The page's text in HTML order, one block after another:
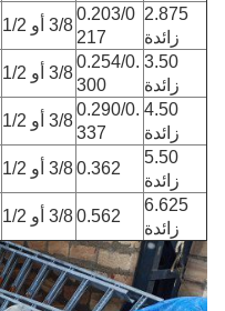
2.875
زائدة
0.203/0
217
3/8 أو 1/2
3.50
زائدة
0.254/0.
300
3/8 أو 1/2
4.50
زائدة
0.290/0.
337
3/8 أو 1/2
5.50
زائدة
0.3623/8 أو 1/2
6.625
زائدة
0.5623/8 أو 1/2